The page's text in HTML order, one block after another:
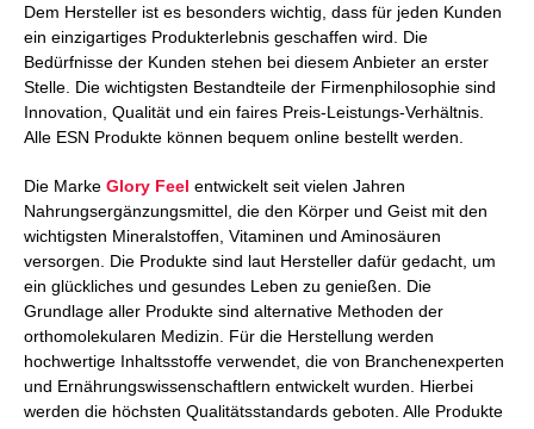
Dem Hersteller ist es besonders wichtig, dass für jeden Kunden
ein einzigartiges Produkterlebnis geschaffen wird. Die
Bedürfnisse der Kunden stehen bei diesem Anbieter an erster
Stelle. Die wichtigsten Bestandteile der Firmenphilosophie sind
Innovation, Qualität und ein faires Preis-Leistungs-Verhältnis.
Alle ESN Produkte können bequem online bestellt werden.
Die Marke Glory Feel entwickelt seit vielen Jahren
Nahrungsergänzungsmittel, die den Körper und Geist mit den
wichtigsten Mineralstoffen, Vitaminen und Aminosäuren
versorgen. Die Produkte sind laut Hersteller dafür gedacht, um
ein glückliches und gesundes Leben zu genießen. Die
Grundlage aller Produkte sind alternative Methoden der
orthomolekularen Medizin. Für die Herstellung werden
hochwertige Inhaltsstoffe verwendet, die von Branchenexperten
und Ernährungswissenschaftlern entwickelt wurden. Hierbei
werden die höchsten Qualitätsstandards geboten. Alle Produkte